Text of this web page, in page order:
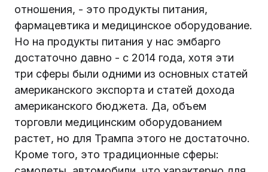
отношения, - это продукты питания,
фармацевтика и медицинское оборудование.
Но на продукты питания у нас эмбарго
достаточно давно - с 2014 года, хотя эти
три сферы были одними из основных статей
американского экспорта и статей дохода
американского бюджета. Да, объем
торговли медицинским оборудованием
растет, но для Трампа этого не достаточно.
Кроме того, это традиционные сферы: